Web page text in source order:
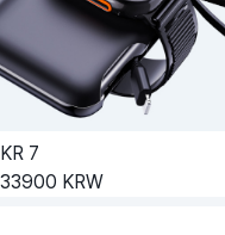
KR 7
33900 KRW